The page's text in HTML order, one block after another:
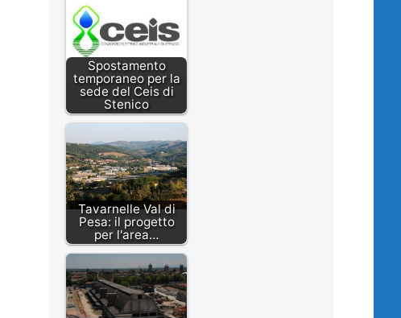
Spostamento
temporaneo per la
sede del Ceis di
Stenico
Tavarnelle Val di
Pesa: il progetto
per l'area…